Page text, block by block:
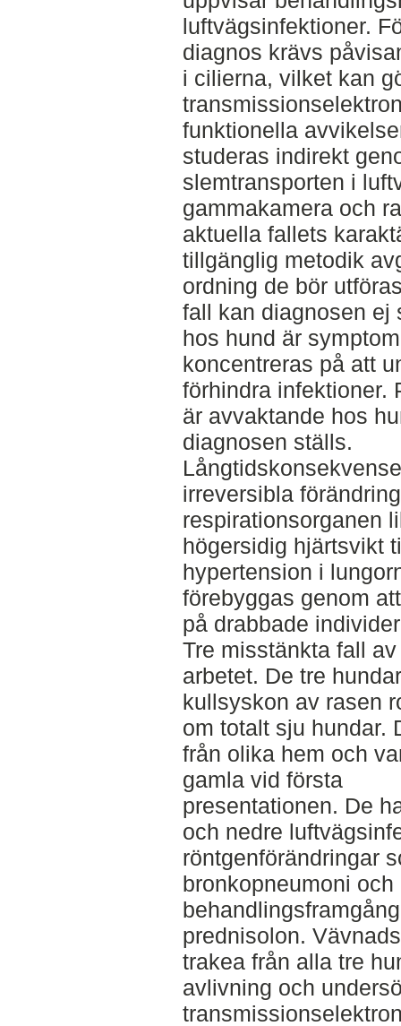
luftvägsinfektioner.
diagnos krävs
i cilierna, vilket kan
funktionella
studeras indirekt
slemtransporten i
gammakamera och
aktuella fallets
tillgänglig metodik
ordning de bör
fall kan diagnosen ej
hos hund är
koncentreras på att
förhindra infektioner.
är avvaktande hos
diagnosen ställs.
irreversibla
respirationsorganen
högersidig hjärtsvikt
hypertension i
förebyggas genom
på drabbade
Tre misstänkta fall
arbetet. De tre
kullsyskon av rasen
om totalt sju hundar.
från olika hem och
gamla vid första
presentationen. De
och nedre
röntgenförändringar
bronkopneumoni
prednisolon.
trakea från alla tre
avlivning och